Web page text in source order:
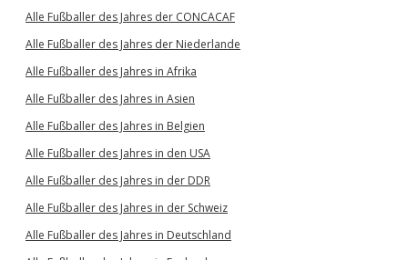
Alle Fußballer des Jahres der CONCACAF
Alle Fußballer des Jahres der Niederlande
Alle Fußballer des Jahres in Afrika
Alle Fußballer des Jahres in Asien
Alle Fußballer des Jahres in Belgien
Alle Fußballer des Jahres in den USA
Alle Fußballer des Jahres in der DDR
Alle Fußballer des Jahres in der Schweiz
Alle Fußballer des Jahres in Deutschland